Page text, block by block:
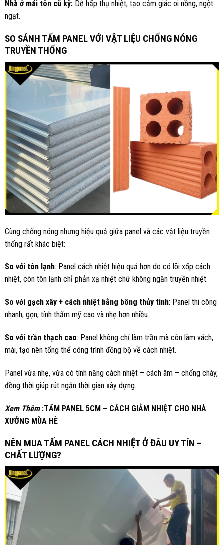
Nhà ở mái tôn cũ kỹ: Dễ hấp thụ nhiệt, tạo cảm giác oi nồng, ngột
ngạt.
SO SÁNH TẤM PANEL VỚI VẬT LIỆU CHỐNG NÓNG
TRUYỀN THỐNG
Cùng chống nóng nhưng hiệu quả giữa panel và các vật liệu truyền
thống rất khác biệt:
So với tôn lạnh: Panel cách nhiệt hiệu quả hơn do có lõi xốp cách
nhiệt, còn tôn lạnh chỉ phản xạ nhiệt chứ không ngăn truyền nhiệt.
So với gạch xây + cách nhiệt bằng bông thủy tinh: Panel thi công
nhanh, gọn, tính thẩm mỹ cao và nhẹ hơn nhiều.
So với trần thạch cao: Panel không chỉ làm trần mà còn làm vách,
mái, tạo nên tổng thể công trình đồng bộ về cách nhiệt.
Panel vừa nhẹ, vừa có tính năng cách nhiệt – cách âm – chống cháy,
đồng thời giúp rút ngắn thời gian xây dựng.
Xem Thêm:TẤM PANEL 5CM – CÁCH GIẢM NHIỆT CHO NHÀ
XƯỞNG MÙA HÈ
NÊN MUA TẤM PANEL CÁCH NHIỆT Ở ĐÂU UY TÍN –
CHẤT LƯỢNG?